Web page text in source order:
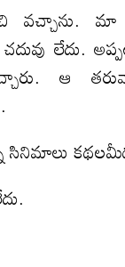
వచ్చాను.
లేదు.
ఆ
సినిమాలు